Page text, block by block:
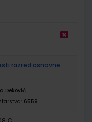
razred osnovne
Deković
6559